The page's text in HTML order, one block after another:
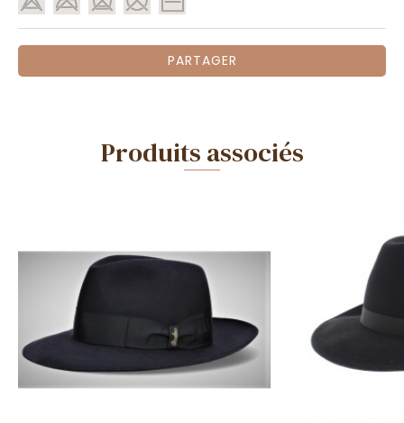
PARTAGER
Produits associés